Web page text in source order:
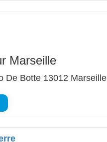
Marseille
De Botte 13012 Marseille